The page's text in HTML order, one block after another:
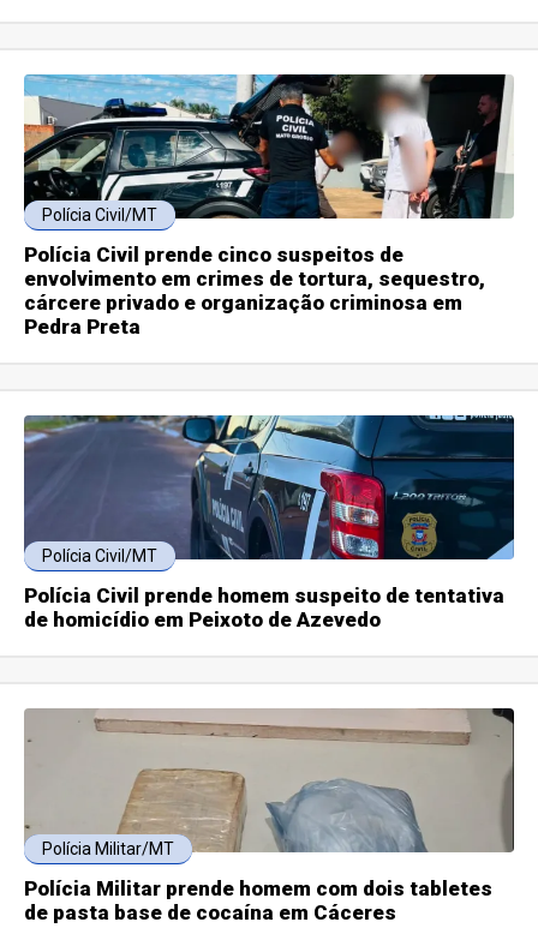
Polícia Civil/MT
Polícia Civil prende cinco suspeitos de
envolvimento em crimes de tortura, sequestro,
cárcere privado e organização criminosa em
Pedra Preta
Polícia Civil/MT
Polícia Civil prende homem suspeito de tentativa
de homicídio em Peixoto de Azevedo
Polícia Militar/MT
Polícia Militar prende homem com dois tabletes
de pasta base de cocaína em Cáceres